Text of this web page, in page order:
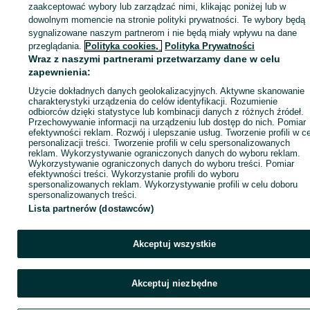
ID:1049228999 Wyświetlenia:
Zadzwoń / SMS
zaakceptować wybory lub zarządzać nimi, klikając poniżej lub w
dowolnym momencie na stronie polityki prywatności. Te wybory będą
sygnalizowane naszym partnerom i nie będą miały wpływu na dane
przeglądania. Polityka cookies, Polityka Prywatności
Wraz z naszymi partnerami przetwarzamy dane w celu
zapewnienia:
Użycie dokładnych danych geolokalizacyjnych. Aktywne skanowanie
charakterystyki urządzenia do celów identyfikacji. Rozumienie
odbiorców dzięki statystyce lub kombinacji danych z różnych źródeł.
Przechowywanie informacji na urządzeniu lub dostęp do nich. Pomiar
efektywności reklam. Rozwój i ulepszanie usług. Tworzenie profili w
personalizacji treści. Tworzenie profili w celu spersonalizowanych
reklam. Wykorzystywanie ograniczonych danych do wyboru reklam.
Wykorzystywanie ograniczonych danych do wyboru treści. Pomiar
efektywności treści. Wykorzystanie profili do wyboru
spersonalizowanych reklam. Wykorzystywanie profili w celu doboru
spersonalizowanych treści.
Lista partnerów (dostawców)
Akceptuj wszystkie
Akceptuj niezbędne